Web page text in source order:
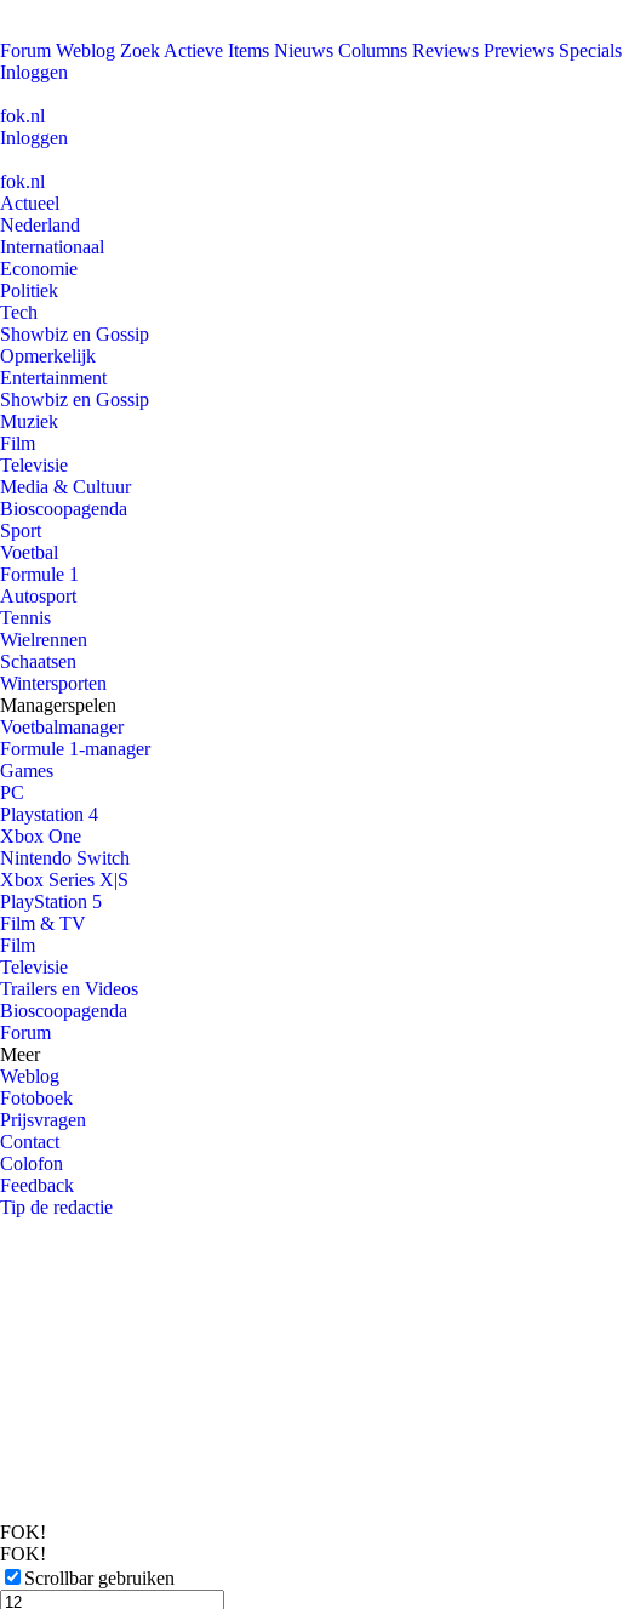
Forum Weblog Zoek Actieve Items Nieuws Columns Reviews Previews Specials
Inloggen
fok.nl
Inloggen
fok.nl
Actueel
Nederland
Internationaal
Economie
Politiek
Tech
Showbiz en Gossip
Opmerkelijk
Entertainment
Showbiz en Gossip
Muziek
Film
Televisie
Media & Cultuur
Bioscoopagenda
Sport
Voetbal
Formule 1
Autosport
Tennis
Wielrennen
Schaatsen
Wintersporten
Managerspelen
Voetbalmanager
Formule 1-manager
Games
PC
Playstation 4
Xbox One
Nintendo Switch
Xbox Series X|S
PlayStation 5
Film & TV
Film
Televisie
Trailers en Videos
Bioscoopagenda
Forum
Meer
Weblog
Fotoboek
Prijsvragen
Contact
Colofon
Feedback
Tip de redactie
FOK!
FOK!
Scrollbar gebruiken